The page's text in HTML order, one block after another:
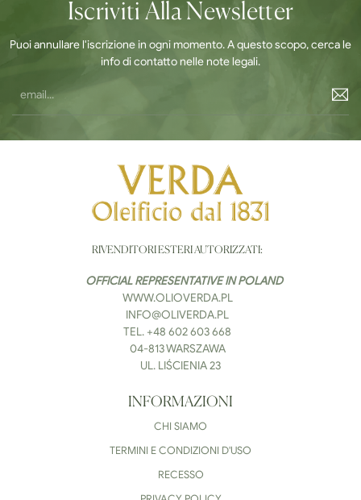
Iscriviti Alla Newsletter
Puoi annullare l'iscrizione in ogni momento. A questo scopo, cerca le
info di contatto nelle note legali.
RIVENDITORI ESTERI AUTORIZZATI:
OFFICIAL REPRESENTATIVE IN POLAND
WWW.OLIOVERDA.PL
INFO@OLIVERDA.PL
ТEL. +48 602 603 668
04-813 WARSZAWA
UL. LIŚCIENIA 23
INFORMAZIONI
CHI SIAMO
TERMINI E CONDIZIONI D'USO
RECESSO